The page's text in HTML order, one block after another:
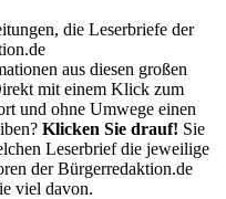
die Leserbriefe der
aus diesen großen
mit einem Klick zum
und ohne Umwege einen
Klicken Sie drauf! Sie
Leserbrief die jeweilige
der Bürgerredaktion.de
viel davon.